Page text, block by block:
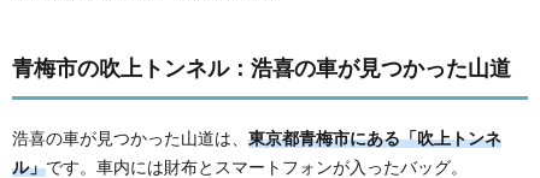
青梅市の吹上トンネル：浩喜の車が見つかった山道
浩喜の車が見つかった山道は、 東京都青梅市にある「吹上トンネ
ル」です。車内には財布とスマートフォンが入ったバッグ。